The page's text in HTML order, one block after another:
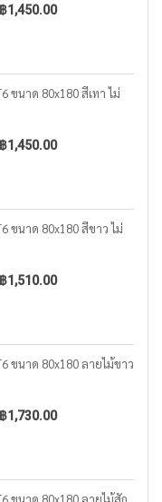
฿1,450.00
ขนาด 80x180 สีเทา ไม่
฿1,450.00
ขนาด 80x180 สีขาว ไม่
฿1,510.00
ขนาด 80x180 ลายไม้ขาว
฿1,730.00